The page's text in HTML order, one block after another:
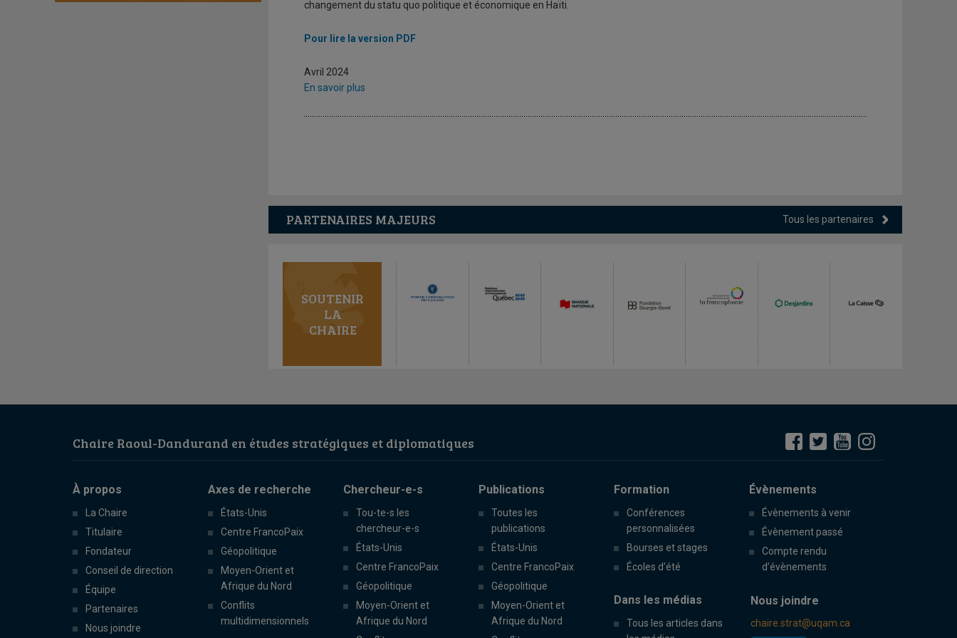
changement du statu quo politique et économique en Haïti.
Pour lire la version PDF
Avril 2024
En savoir plus
PARTENAIRES MAJEURS Tous les partenaires
SOUTENIR
LA
CHAIRE
Chaire Raoul-Dandurand en études stratégiques et diplomatiques
À propos
La Chaire
Titulaire
Fondateur
Conseil de direction
Équipe
Partenaires
Nous joindre
Axes de recherche
États-Unis
Centre FrancoPaix
Géopolitique
Moyen-Orient et
Afrique du Nord
Conflits
multidimensionnels
Chercheur-e-s
Tou-te-s les
chercheur-e-s
États-Unis
Centre FrancoPaix
Géopolitique
Moyen-Orient et
Afrique du Nord
Publications
Toutes les
publications
États-Unis
Centre FrancoPaix
Géopolitique
Moyen-Orient et
Afrique du Nord
Formation
Conférences
personnalisées
Bourses et stages
Écoles d’été
Évènements
Évènements à venir
Évènement passé
Compte rendu
d’évènements
Dans les médias
Tous les articles dans
Nous joindre
chaire.strat@uqam.ca